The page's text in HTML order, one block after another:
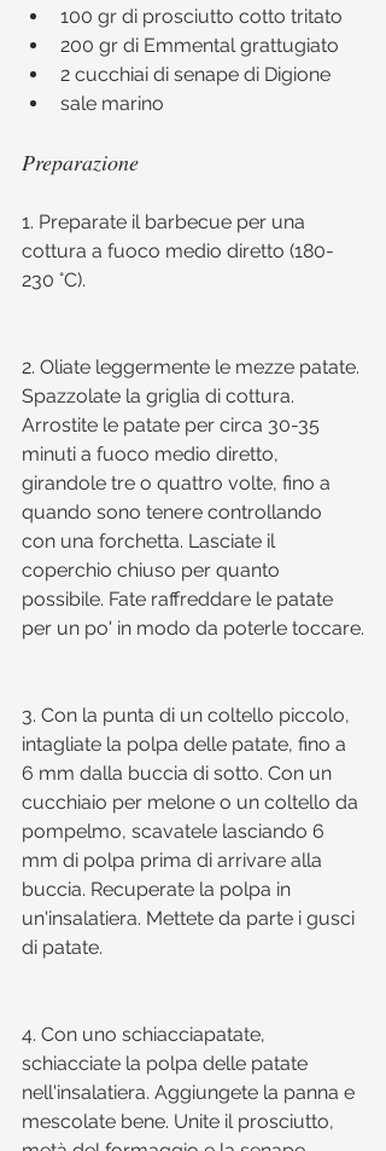
100 gr di prosciutto cotto tritato
200 gr di Emmental grattugiato
2 cucchiai di senape di Digione
sale marino
Preparazione
1. Preparate il barbecue per una
cottura a fuoco medio diretto (180-
230 °C).
2. Oliate leggermente le mezze patate.
Spazzolate la griglia di cottura.
Arrostite le patate per circa 30-35
minuti a fuoco medio diretto,
girandole tre o quattro volte, fino a
quando sono tenere controllando
con una forchetta. Lasciate il
coperchio chiuso per quanto
possibile. Fate raffreddare le patate
per un po' in modo da poterle toccare.
3. Con la punta di un coltello piccolo,
intagliate la polpa delle patate, fino a
6 mm dalla buccia di sotto. Con un
cucchiaio per melone o un coltello da
pompelmo, scavatele lasciando 6
mm di polpa prima di arrivare alla
buccia. Recuperate la polpa in
un'insalatiera. Mettete da parte i gusci
di patate.
4. Con uno schiacciapatate,
schiacciate la polpa delle patate
nell'insalatiera. Aggiungete la panna e
mescolate bene. Unite il prosciutto,